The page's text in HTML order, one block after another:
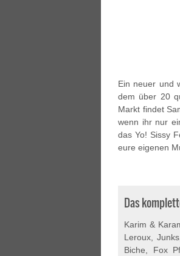
Ein neuer und
dem über 20
Markt findet
wenn ihr nur
das Yo! Sissy
eure eigenen
Das
Karim &
Leroux,
Biche, Fox